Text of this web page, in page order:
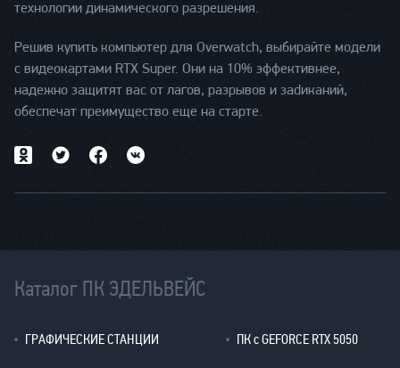
технологии динамического разрешения.
Решив купить компьютер для Оverwatch, выбирайте модели
с видеокартами RTX Super. Они на 10% эффективнее,
надежно защитят вас от лагов, разрывов и заdиканий,
обеспечат преимущество еще на старте.
Каталог ПК ЭДЕЛЬВЕЙС
ГРАФИЧЕСКИЕ СТАНЦИИ ПК с GEFORCE RTX 5050